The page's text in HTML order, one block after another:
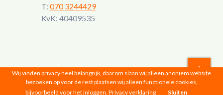
T: 070 3244429
KvK: 40409535
Vrouwen van Nu © 2026 |Privacyverklaring
Wij vinden privacy heel belangrijk, daarom slaan wij alleen anoniem website
bezoeken op voor de rest plaatsen wij alleen functionele cookies,
bijvoorbeeld voor het inloggen. Privacy verklaring Sluiten